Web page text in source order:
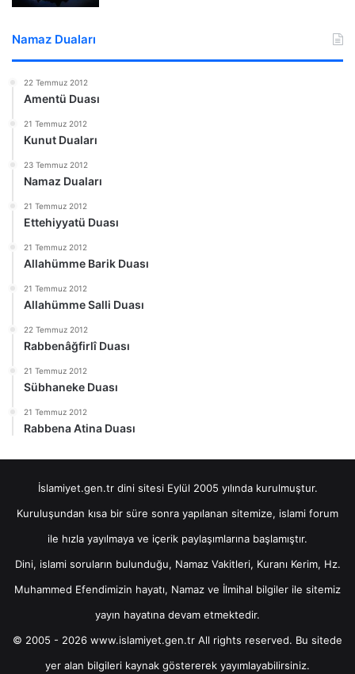
Namaz Duaları
22 Temmuz 2012
Amentü Duası
21 Temmuz 2012
Kunut Duaları
23 Temmuz 2012
Namaz Duaları
21 Temmuz 2012
Ettehiyyatü Duası
21 Temmuz 2012
Allahümme Barik Duası
21 Temmuz 2012
Allahümme Salli Duası
22 Temmuz 2012
Rabbenâğfirlî Duası
21 Temmuz 2012
Sübhaneke Duası
21 Temmuz 2012
Rabbena Atina Duası
İslamiyet.gen.tr dini sitesi Eylül 2005 yılında kurulmuştur.
Kuruluşundan kısa bir süre sonra yapılanan sitemize, islami forum
ile hızla yayılmaya ve içerik paylaşımlarına başlamıştır.
Dini, islami soruların bulunduğu, Namaz Vakitleri, Kuranı Kerim, Hz.
Muhammed Efendimizin hayatı, Namaz ve İlmihal bilgiler ile sitemiz
yayın hayatına devam etmektedir.
© 2005 - 2026 www.islamiyet.gen.tr All rights reserved. Bu sitede
yer alan bilgileri kaynak göstererek yayımlayabilirsiniz.